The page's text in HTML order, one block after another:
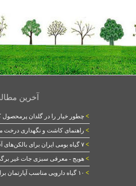
آخرین
> چطور خیار را در گلدان پرمحصول
> راهنمای کاشت و نگهداری درخت
> ۷ گیاه بومی ایران برای بالکن‌های آفتاب‌گیر؛ کم‌توقع و مقاوم
> هویج - معرفی سبزی جات غیر
> ۱۰ گیاه دارویی مناسب آپارتمان برای کاهش استرس و بهبود خواب